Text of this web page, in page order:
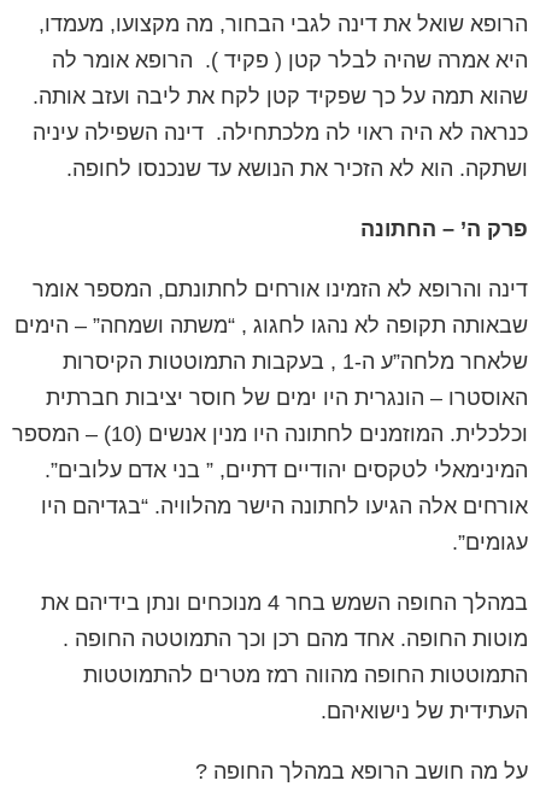
הרופא שואל את דינה לגבי הבחור, מה מקצועו, מעמדו,
היא אמרה שהיה לבלר קטן ( פקיד ). הרופא אומר לה
שהוא תמה על כך שפקיד קטן לקח את ליבה ועזב אותה.
כנראה לא היה ראוי לה מלכתחילה. דינה השפילה עיניה
ושתקה. הוא לא הזכיר את הנושא עד שנכנסו לחופה.
פרק ה’ – החתונה
דינה והרופא לא הזמינו אורחים לחתונתם, המספר אומר
שבאותה תקופה לא נהגו לחגוג , “משתה ושמחה” – הימים
שלאחר מלחה”ע ה-1 , בעקבות התמוטטות הקיסרות
האוסטרו – הונגרית היו ימים של חוסר יציבות חברתית
וכלכלית. המוזמנים לחתונה היו מנין אנשים (10) – המספר
המינימאלי לטקסים יהודיים דתיים, ” בני אדם עלובים”.
אורחים אלה הגיעו לחתונה הישר מהלוויה. “בגדיהם היו
עגומים”.
במהלך החופה השמש בחר 4 מנוכחים ונתן בידיהם את
מוטות החופה. אחד מהם רכן וכך התמוטטה החופה .
התמוטטות החופה מהווה רמז מטרים להתמוטטות
העתידית של נישואיהם.
על מה חושב הרופא במהלך החופה ?